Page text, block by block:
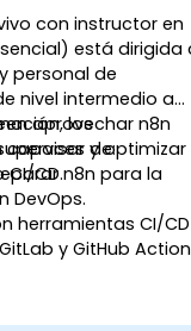
con instructor en
está dirigida
personal de
nivel intermedio a
aprovechar n8n
y optimizar
CI/CD.
los
capaces de:
n8n para la
DevOps.
herramientas CI/CD
y GitHub
y despliegue